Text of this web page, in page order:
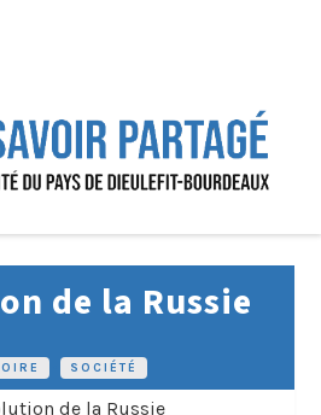
SOCIÉTÉ
de la Russie